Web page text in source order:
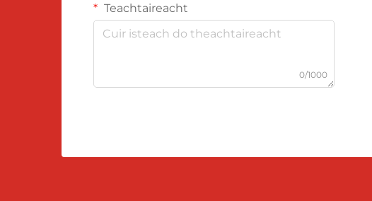
Teachtaireacht
0/1000